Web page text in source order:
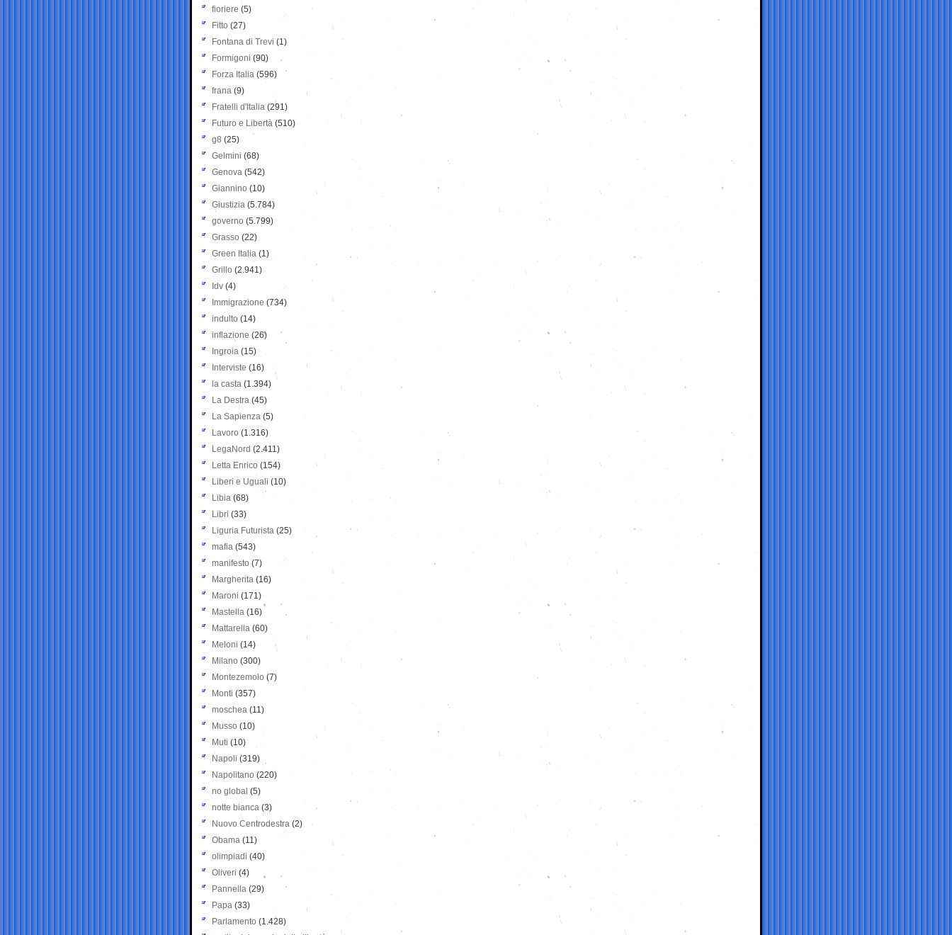
fioriere (5)
Fitto (27)
Fontana di Trevi (1)
Formigoni (90)
Forza Italia (596)
frana (9)
Fratelli d'Italia (291)
Futuro e Libertà (510)
g8 (25)
Gelmini (68)
Genova (542)
Giannino (10)
Giustizia (5.784)
governo (5.799)
Grasso (22)
Green Italia (1)
Grillo (2.941)
Idv (4)
Immigrazione (734)
indulto (14)
inflazione (26)
Ingroia (15)
Interviste (16)
la casta (1.394)
La Destra (45)
La Sapienza (5)
Lavoro (1.316)
LegaNord (2.411)
Letta Enrico (154)
Liberi e Uguali (10)
Libia (68)
Libri (33)
Liguria Futurista (25)
mafia (543)
manifesto (7)
Margherita (16)
Maroni (171)
Mastella (16)
Mattarella (60)
Meloni (14)
Milano (300)
Montezemolo (7)
Monti (357)
moschea (11)
Musso (10)
Muti (10)
Napoli (319)
Napolitano (220)
no global (5)
notte bianca (3)
Nuovo Centrodestra (2)
Obama (11)
olimpiadi (40)
Oliveri (4)
Pannella (29)
Papa (33)
Parlamento (1.428)